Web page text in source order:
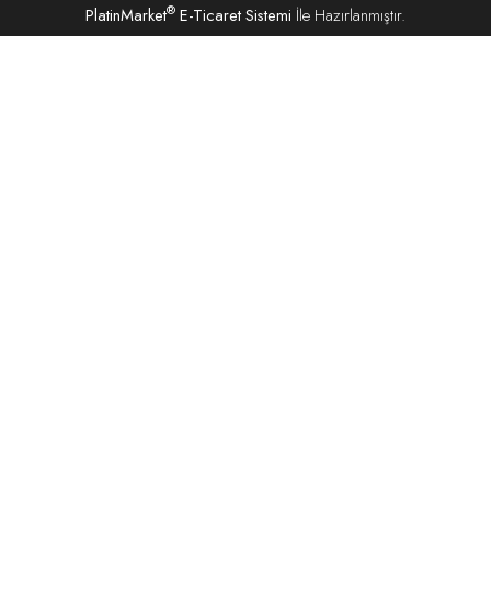
PlatinMarket® E-Ticaret Sistemi İle Hazırlanmıştır.